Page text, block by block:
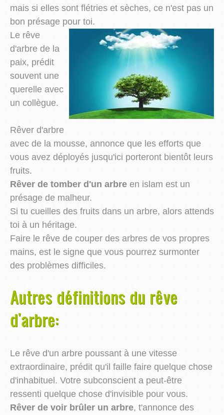
mais si elles sont flétries et sèches, ce n'est pas un
bon présage pour toi.
Le rêve
d'arbre de la
paix, prédit
souvent une
querelle avec
un collègue.
Rêver d'arbre
avec de la mousse, annonce que les efforts que
vous avez déployés jusqu'ici porteront bientôt leurs
fruits.
Rêver de tomber d'un arbre en islam est un
présage de malheur.
Si tu cueilles des fruits dans un arbre, alors attends
toi à un héritage.
Faire le rêve de couper des arbres de vos propres
mains, est le signe que vous pourrez surmonter
des problèmes difficiles.
Autres définitions du rêve
d'arbre:
Le rêve d'un arbre poussant à une vitesse
extraordinaire, prédit qu'il faille faire quelque chose
d'inhabituel. Votre subconscient a peut-être
ressenti quelque chose d'invisible pour vous.
Rêver de voir brûler un arbre, t'annonce des